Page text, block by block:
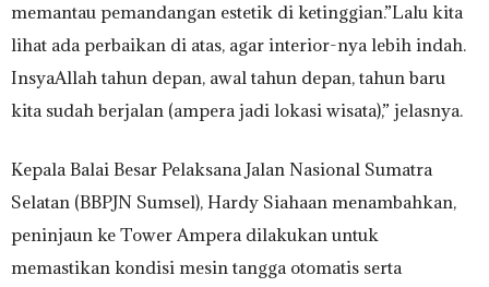
memantau pemandangan estetik di ketinggian.”Lalu kita
lihat ada perbaikan di atas, agar interior-nya lebih indah.
InsyaAllah tahun depan, awal tahun depan, tahun baru
kita sudah berjalan (ampera jadi lokasi wisata),” jelasnya.
Kepala Balai Besar Pelaksana Jalan Nasional Sumatra
Selatan (BBPJN Sumsel), Hardy Siahaan menambahkan,
peninjaun ke Tower Ampera dilakukan untuk
memastikan kondisi mesin tangga otomatis serta